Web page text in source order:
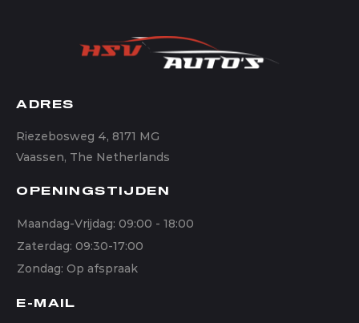
ADRES
Riezebosweg 4, 8171 MG
Vaassen, The Netherlands
OPENINGSTIJDEN
Maandag-Vrijdag: 09:00 - 18:00
Zaterdag: 09:30-17:00
Zondag: Op afspraak
E-MAIL